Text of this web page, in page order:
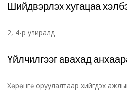
Шийдвэрлэх хугацаа
2, 4-р улиралд
Үйлчилгээг авахад
Хөрөнгө оруулалтаар хийгдэх